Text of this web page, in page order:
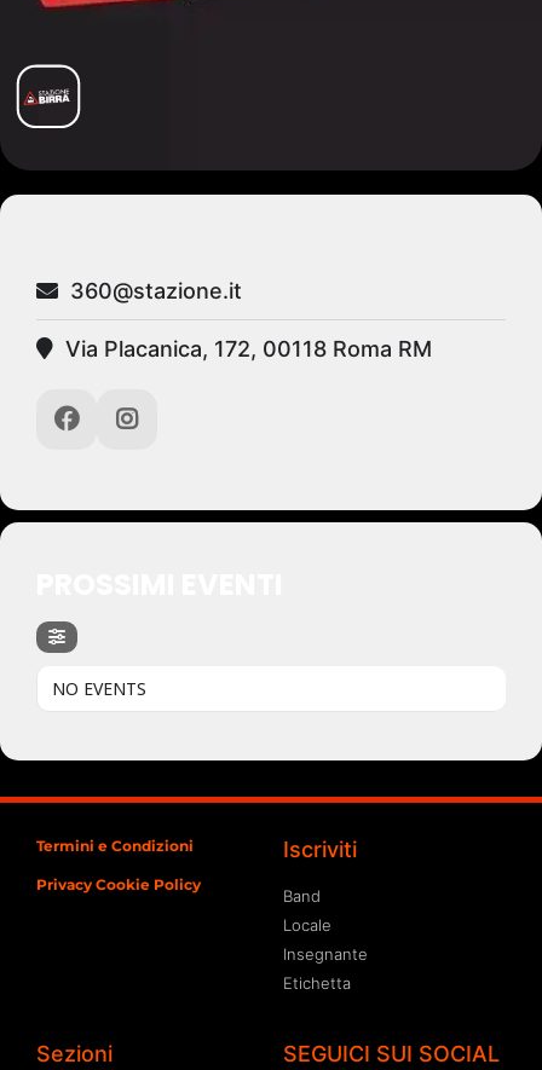
360@stazione.it
Via Placanica, 172, 00118 Roma RM
NO EVENTS
Termini e Condizioni
Privacy Cookie Policy
Iscriviti
Band
Locale
Insegnante
Etichetta
Sezioni SEGUICI SUI SOCIAL